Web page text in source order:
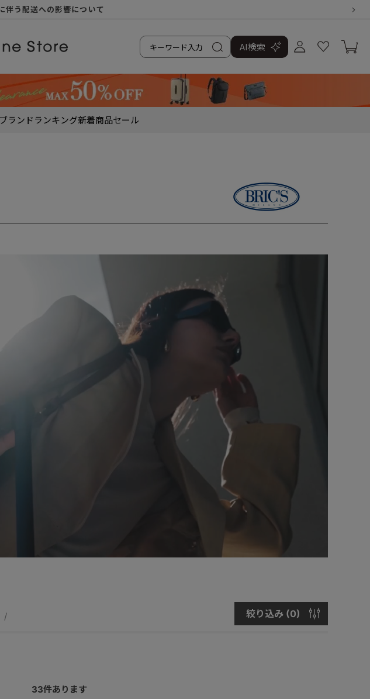
送への影響について
（電子化）のお知らせ
伴う配送への影響について
注意ください
合に関しまして
に関しまして
ご注意ください
AI検索
ブランドランキング新着商品セール
絞り込み (0)
33件あります